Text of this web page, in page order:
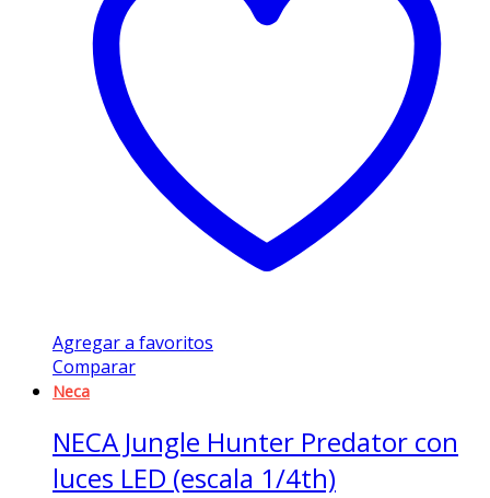
Agregar a favoritos
Comparar
Neca
NECA Jungle Hunter Predator con
luces LED (escala 1/4th)